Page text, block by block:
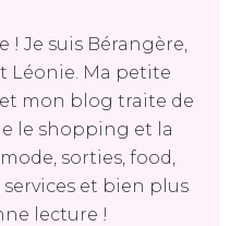
! Je suis Bérangère,
Léonie. Ma petite
mon blog traite de
le shopping et la
sorties, food,
services et bien plus
lecture !